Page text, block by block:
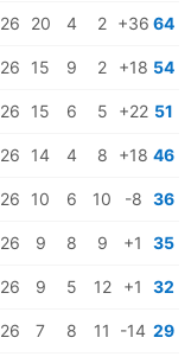
26 20 4 2 +36 64
26 15 9 2 +18 54
26 15 6 5 +22 51
26 14 4 8 +18 46
26 10 6 10 -8 36
26 9 8 9 +1 35
26 9 5 12 +1 32
26 7 8 11 -14 29